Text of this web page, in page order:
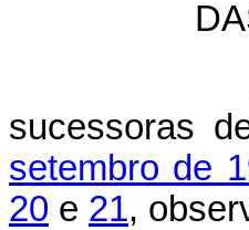
sucessoras
setembro de
20 e 21,